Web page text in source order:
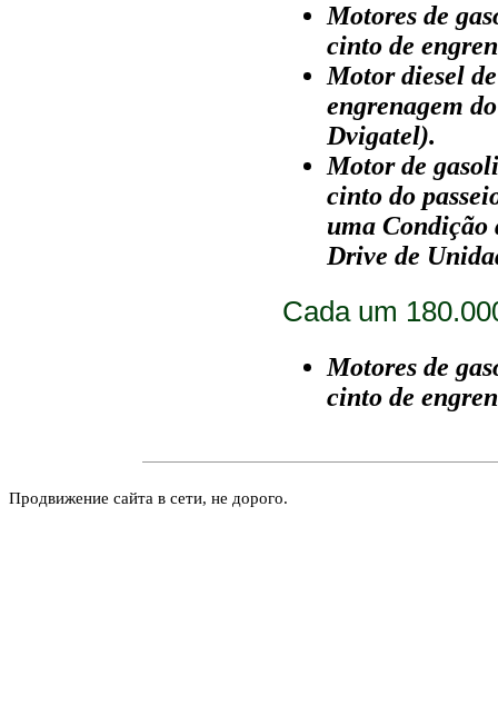
Motores de
cinto de
Motor diesel
engrenagem
Dvigatel).
Motor de
cinto do
uma Condição
Drive de
Cada um
Motores de
cinto de
Продвижение сайта в сети, не дорого.